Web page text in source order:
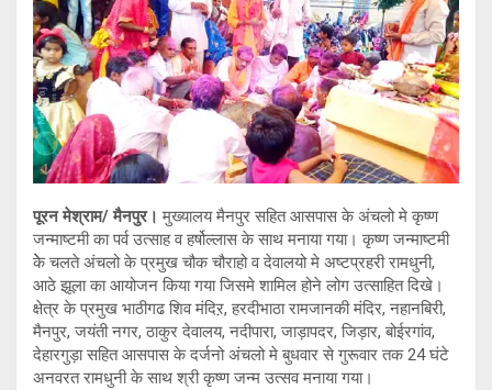
er s
A
p
Li
n
k
gr
a
m
पूरन मेश्राम/ मैनपुर। मुख्यालय मैनपुर सहित आसपास के अंचलो मे कृष्ण
जन्माष्टमी का पर्व उत्साह व हर्षोल्लास के साथ मनाया गया। कृष्ण जन्माष्टमी
केे चलते अंचलो के प्रमुख चौक चौराहो व देवालयो मे अष्टप्रहरी रामधुनी,
आठे झूला का आयोजन किया गया जिसमे शामिल होने लोग उत्साहित दिखे।
क्षेत्र के प्रमुख भाठीगढ शिव मंदिऱ, हरदीभाठा रामजानकी मंदिर, नहानबिरी,
मैनपुर, जयंती नगर, ठाकुर देवालय, नदीपारा, जाड़ापदर, जिड़ार, बोईरगांव,
देहारगुड़ा सहित आसपास के दर्जनो अंचलो मे बुधवार से गुरूवार तक 24 घंटे
अनवरत रामधुनी के साथ श्री कृष्ण जन्म उत्सव मनाया गया।